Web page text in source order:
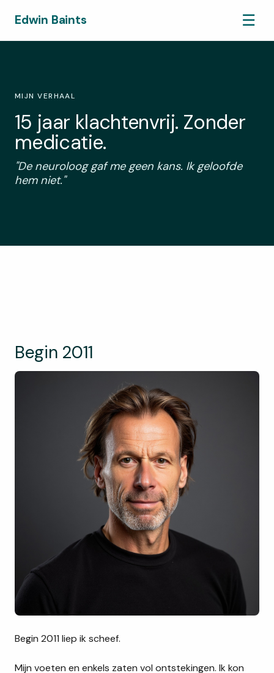
Edwin Baints ☰
MIJN VERHAAL
15 jaar klachtenvrij. Zonder
medicatie.
"De neuroloog gaf me geen kans. Ik geloofde
hem niet."
Begin 2011
Begin 2011 liep ik scheef.
Mijn voeten en enkels zaten vol ontstekingen. Ik kon